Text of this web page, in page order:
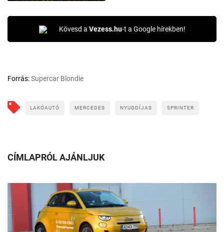
Kövesd a Vezess.hu-t a Google hírekben!
Forrás:Supercar Blondie
LAKÓAUTÓ MERCEDES NYUGDÍJAS SPRINTER
CÍMLAPRÓL AJÁNLJUK